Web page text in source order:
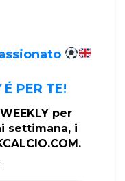
PER TE!
per
settimana, i